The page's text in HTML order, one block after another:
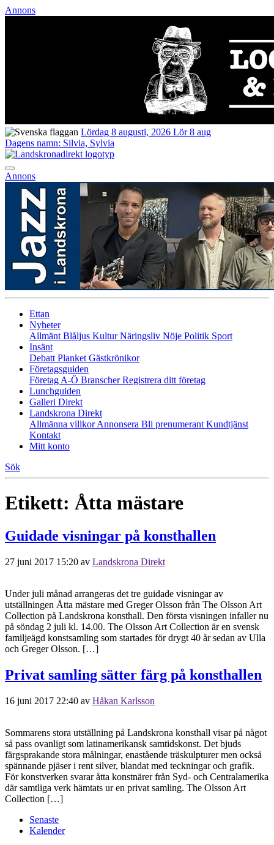
Annons
Lördag 8 augusti, 2026 Lör 8 aug
Dagens namn: Silvia, Sylvia
Annons
Ettan
Nyheter
Allmänt Blåljus KulturNäringsliv Nöje Politik Sport
Insänt
Debatt Planket Gästkrönikor
Företagsguiden
Företag A-Ö BranscherRegistrera ditt företag
Lunchguiden
Galleri Direkt
Landskrona Direkt
Allmänna villkorAnnonsera Bli prenumerant Kundtjänst
Kontakt
Mitt konto
Sök
Etikett: Åtta mästare
Guidade visningar på konsthallen
27 juni 2017 15:20 av Landskrona Direkt
Under juli månad arrangeras det tre guidade visningar av
utställningen Åtta mästare med Greger Olsson från The Olsson Art
Collection på Landskrona konsthall. Den första visningen infaller nu
på söndag 2 juli kl. 14.00. The Olsson Art Collection är en svensk
familjeägd konstsamling som startades för drygt 40 år sedan av Ulla
och Greger Olsson. […]
Privat samling sätter färg på konsthallen
16 juni 2017 22:40 av Håkan Karlsson
Sommarens stora utställning på Landskrona konsthall visar på något
så pass ovanligt som latinamerikansk samtidskonst. Det bjuds
färgsprakande stora målningar, enastående träskulpturer men också
spännande pjäser i rent silver, blandat med teckningar och grafik.
För konstverken svarar åtta konstnärer från Syd- och Centralamerika
där samtliga verk hämtats ur en privat samling. The Olsson Art
Collection […]
Senaste
Kalender